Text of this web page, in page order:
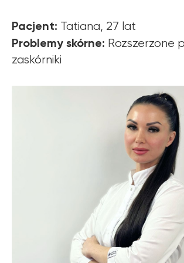
Pacjent: Tatiana, 27 lat
Problemy skórne: Rozszerzone
zaskórniki